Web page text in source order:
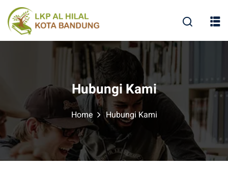
Hubungi Kami
Home Hubungi Kami